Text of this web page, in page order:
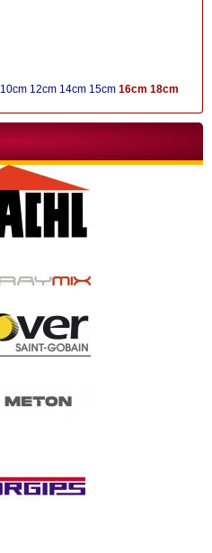
10cm 12cm 14cm 15cm 16cm 18cm